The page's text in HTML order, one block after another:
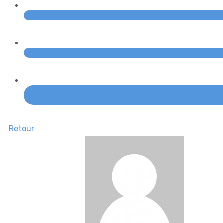
Retour